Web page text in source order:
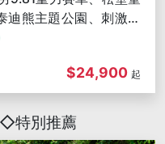
迪熊主題公園、刺激摩
$24,900 起
特別推薦